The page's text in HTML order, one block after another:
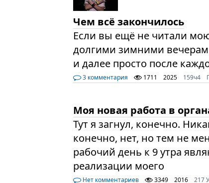
Чем всё закончилось
Если вы ещё не читали
долгими зимними
и далее просто после
3 комментария 1711 2025 159ч4
Моя новая работа в
Тут я загнул, конечно.
конечно, нет, но тем не
рабочий день к 9 утра
реализации моего
Нет комментариев 3349 2016 217